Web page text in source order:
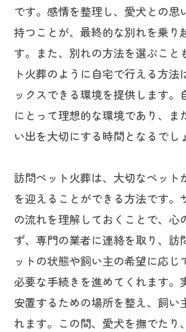
です。感情を整理し、愛犬との思
持つことが、最終的な別れを乗り
す。また、別れの方法を選ぶこと
ト火葬のように自宅で行える方法
ックスできる環境を提供します。
にとって理想的な環境であり、ま
い出を大切にする時間となるでし
訪問ペット火葬は、大切なペット
を迎えることができる方法です。
の流れを理解しておくことで、心
ず、専門の業者に連絡を取り、訪
ットの状態や飼い主の希望に応じ
必要な手続きを進めてくれます。
安置するための場所を整え、飼い
れます。この間、愛犬を撫でたり